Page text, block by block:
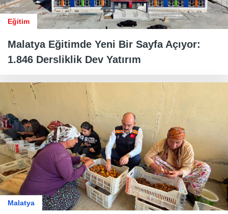
Eğitim
Malatya Eğitimde Yeni Bir Sayfa Açıyor:
1.846 Dersliklik Dev Yatırım
Malatya